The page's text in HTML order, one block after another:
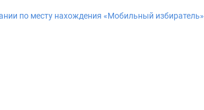
по месту нахождения «Мобильный избиратель»